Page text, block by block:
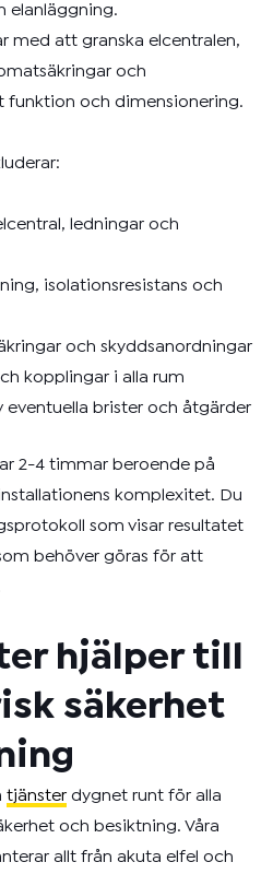
elanläggning.
med att granska elcentralen,
och
funktion och dimensionering.
ledningar och
isolationsresistans och
och skyddsanordningar
kopplingar i alla rum
eventuella brister och åtgärder
2-4 timmar beroende på
komplexitet. Du
som visar resultatet
behöver göras för att
hjälper till
säkerhet
tjänster dygnet runt för alla
och besiktning. Våra
allt från akuta elfel och